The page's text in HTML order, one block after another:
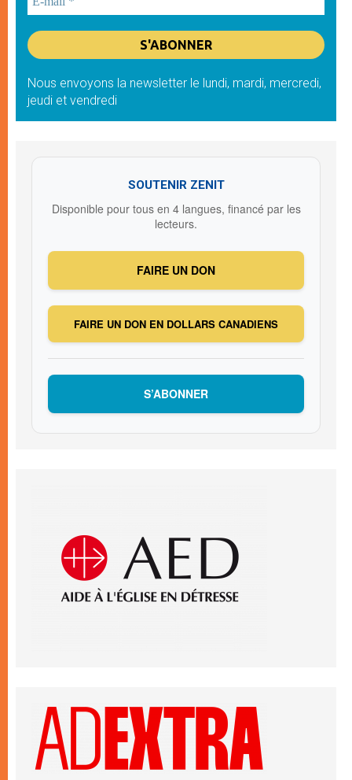
Nous envoyons la newsletter le lundi, mardi, mercredi,
jeudi et vendredi
SOUTENIR ZENIT
Disponible pour tous en 4 langues, financé par les
lecteurs.
FAIRE UN DON
FAIRE UN DON EN DOLLARS CANADIENS
S’ABONNER